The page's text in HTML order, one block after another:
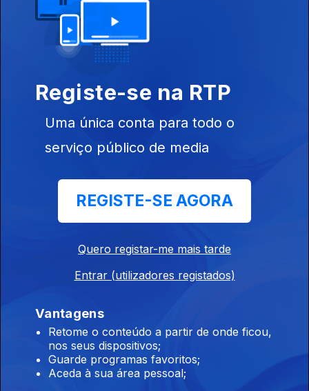
Madeira à la
Chef 2015
Registe-se na RTP
Uma única conta para todo o
serviço público de media
REGISTE-SE AGORA
Quero registar-me mais tarde
Entrar (utilizadores registados)
Vantagens
Retome o conteúdo a partir de onde ficou,
nos seus dispositivos;
Guarde programas favoritos;
Aceda à sua área pessoal;